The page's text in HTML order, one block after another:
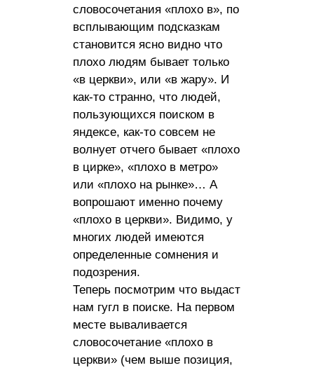
словосочетания «плохо в», по
всплывающим подсказкам
становится ясно видно что
плохо людям бывает только
«в церкви», или «в жару». И
как-то странно, что людей,
пользующихся поиском в
яндексе, как-то совсем не
волнует отчего бывает «плохо
в цирке», «плохо в метро»
или «плохо на рынке»… А
вопрошают именно почему
«плохо в церкви». Видимо, у
многих людей имеются
определенные сомнения и
подозрения.
Теперь посмотрим что выдаст
нам гугл в поиске. На первом
месте вываливается
словосочетание «плохо в
церкви» (чем выше позиция,